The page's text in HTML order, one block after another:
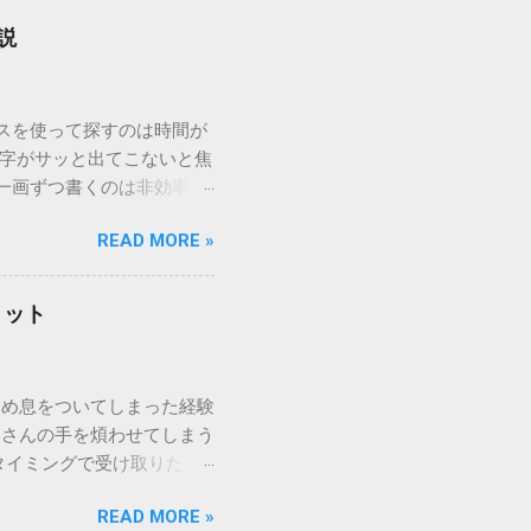
を使って探すのは時間が
がサッと出てこないと焦
画ずつ書くのは非効率で
を詳しく解説します。
換」しても旧字・外字
は、パソコンが文字を
）によって「第1水
文字には、いわば「住
接指定すれば、確実に呼
も汎用性が高く、特別な
READ MORE »
ト
息をついてしまった経験
んの手を煩わせてしまう
ミングで受け取りた
ストレスは驚くほど軽く
READ MORE »